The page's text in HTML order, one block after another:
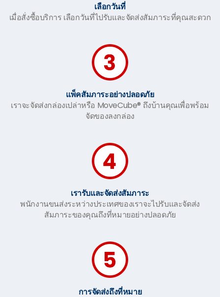
เลือกวันที่
เมื่อสั่งซื้อบริการ เลือกวันที่ไปรับและจัดส่งสัมภาระที่คุณสะดวก
แพ็คสัมภาระอย่างปลอดภัย
เราจะจัดส่งกล่องเปล่าหรือ MoveCube® ถึงบ้านคุณเพื่อพร้อม
จัดของลงกล่อง
เรารับและจัดส่งสัมภาระ
พนักงานขนส่งระหว่างประเทศของเราจะไปรับและจัดส่ง
สัมภาระของคุณถึงที่หมายอย่างปลอดภัย
การจัดส่งถึงที่หมาย